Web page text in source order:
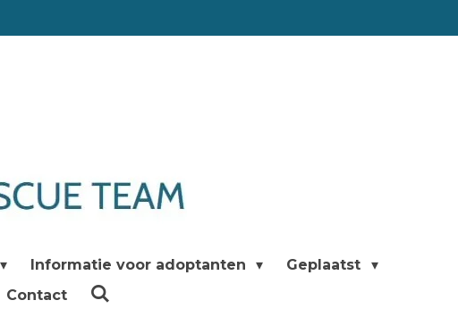
Informatie voor adoptanten
Geplaatst
Contact